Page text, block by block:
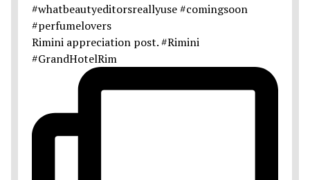
Rimini appreciation post. #Rimini
#GrandHotelRim